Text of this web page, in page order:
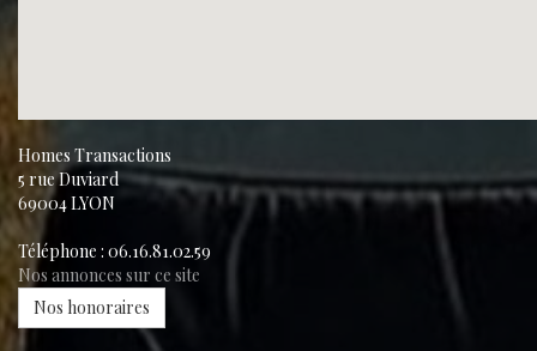
Homes Transactions
5 rue Duviard
69004LYON
Téléphone : 06.16.81.02.59
Nos annonces sur ce site
Nos honoraires